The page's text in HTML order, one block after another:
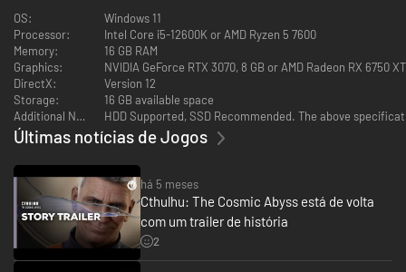
horror cósmico. Uma trilha sonora original, concebida como uma jornada
auditiva, na qual o silêncio, a expectativa e a ameaça indescritível são
parte essencial da experiência.
OS:
Windows 11
Processor:
Intel Core i5-12600K or AMD Ryzen 5 7600
Memory:
16 GB RAM
Graphics:
NVIDIA GeForce RTX 3070, 8 GB or AMD Radeon RX 6750
DirectX:
Version 12
Storage:
16 GB available space
Additional Notes:
HDD Supported, SSD Recommended. The above
Últimas notícias de Jogos
há 5 meses
Cthulhu: The Cosmic Abyss está de volta
com um trailer de história
2